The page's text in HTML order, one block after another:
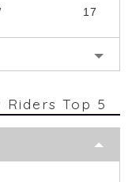
17
Riders Top 5